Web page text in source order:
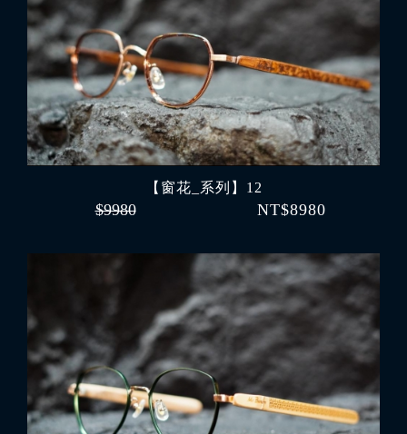
【窗花_系列】12
$9980 NT$8980